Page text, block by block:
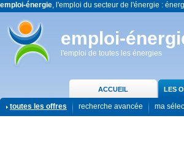
emploi-énergie, l'emploi du secteur de l'énergie :
emploi-
l'emploi de toutes les énergies
ACCUEIL LES
toutes les offres recherche avancée ma